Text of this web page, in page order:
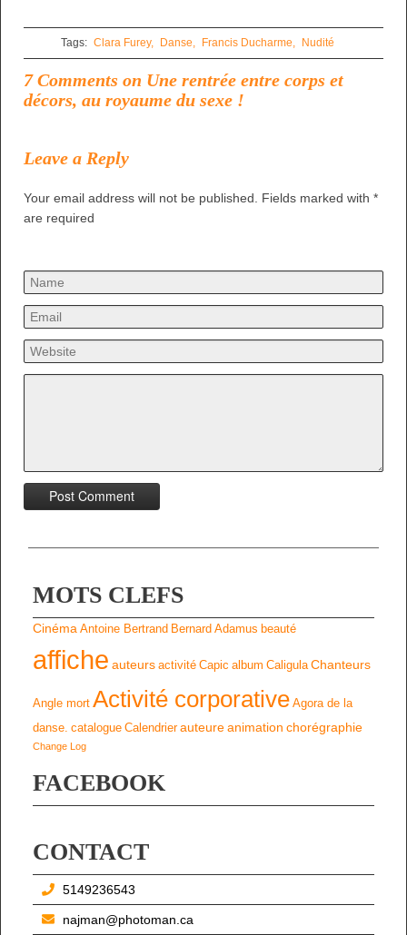
Tags: Clara Furey, Danse, Francis Ducharme, Nudité
7 Comments on Une rentrée entre corps et
décors, au royaume du sexe !
Leave a Reply
Your email address will not be published. Fields marked with *
are required
MOTS CLEFS
Cinéma Antoine Bertrand Bernard Adamus beauté
affiche auteurs activité Capic album Caligula Chanteurs
Angle mort Activité corporative Agora de la
danse. catalogue Calendrier auteureanimation chorégraphie
Change Log
FACEBOOK
CONTACT
5149236543
najman@photoman.ca